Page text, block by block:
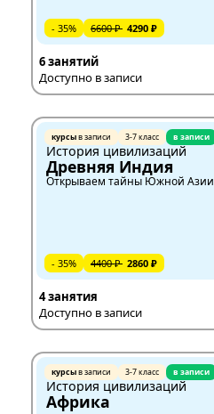
- 35% 6600 ₽ 4290 ₽
6 занятий
Доступно в записи
курсыв записи 3-7 класс в записи
История цивилизаций
Древняя Индия
Открываем тайны Южной Азии
- 35% 4400 ₽ 2860 ₽
4 занятия
Доступно в записи
курсыв записи 3-7 класс в записи
История цивилизаций
Африка